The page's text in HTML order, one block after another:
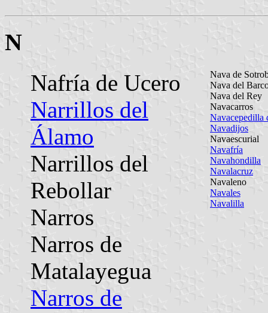
N
Nafría de Ucero
Narrillos del
Álamo
Narrillos del
Rebollar
Narros
Narros de
Matalayegua
Narros de
Nava de
Nava del
Nava del Rey
Navacarros
Navacepedilla
Navadijos
Navaescurial
Navafría
Navahondilla
Navalacruz
Navaleno
Navales
Navalilla